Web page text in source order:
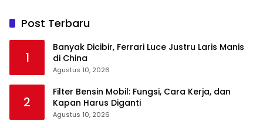
Post Terbaru
1
Banyak Dicibir, Ferrari Luce Justru Laris Manis
di China
Agustus 10, 2026
2
Filter Bensin Mobil: Fungsi, Cara Kerja, dan
Kapan Harus Diganti
Agustus 10, 2026